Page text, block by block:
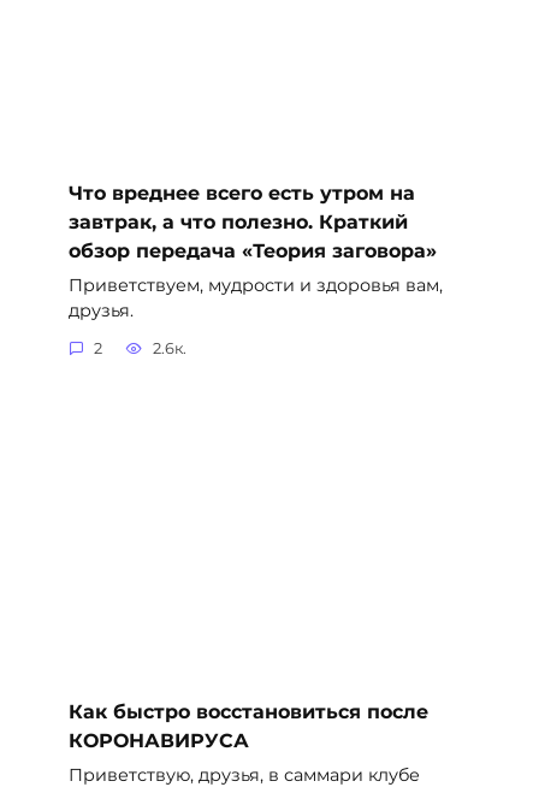
Что вреднее всего есть утром на
завтрак, а что полезно. Краткий
обзор передача «Теория заговора»
Приветствуем, мудрости и здоровья вам,
друзья.
2 2.6к.
Как быстро восстановиться после
КОРОНАВИРУСА
Приветствую, друзья, в саммари клубе